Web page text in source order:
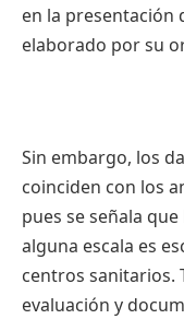
en la presentación
elaborado por su
Sin embargo, los
coinciden con los
pues se señala
alguna escala es
centros sanitarios.
evaluación y